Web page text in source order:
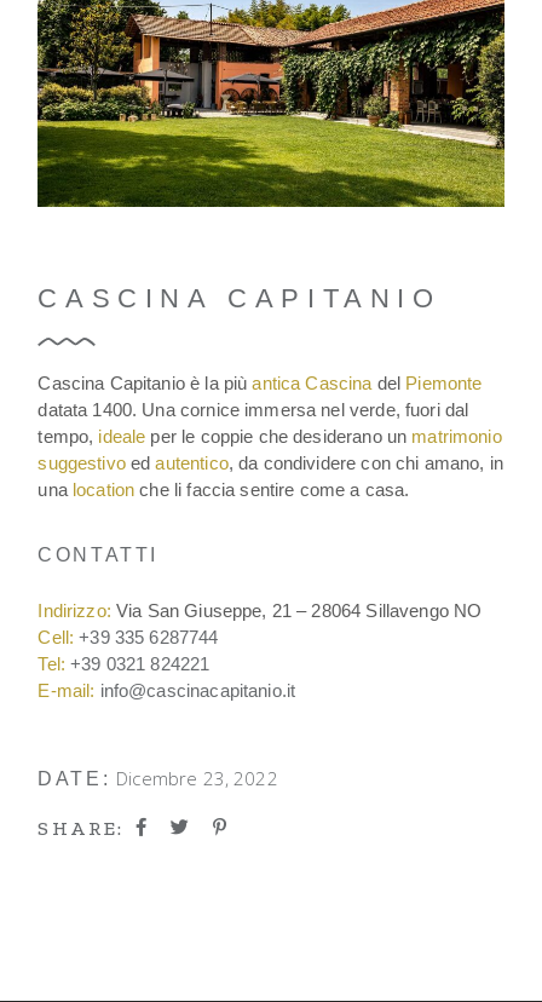
CASCINA CAPITANIO
Cascina Capitanio è la piùantica Cascina del Piemonte
datata 1400. Una cornice immersa nel verde, fuori dal
tempo, ideale per le coppie che desiderano un matrimonio
suggestivoedautentico, da condividere con chi amano, in
unalocation che li faccia sentire come a casa.
CONTATTI
Indirizzo: Via San Giuseppe, 21 – 28064 Sillavengo NO
Cell: +39 335 6287744
Tel:+39 0321 824221
E-mail: info@cascinacapitanio.it
DATE: Dicembre 23, 2022
SHARE: